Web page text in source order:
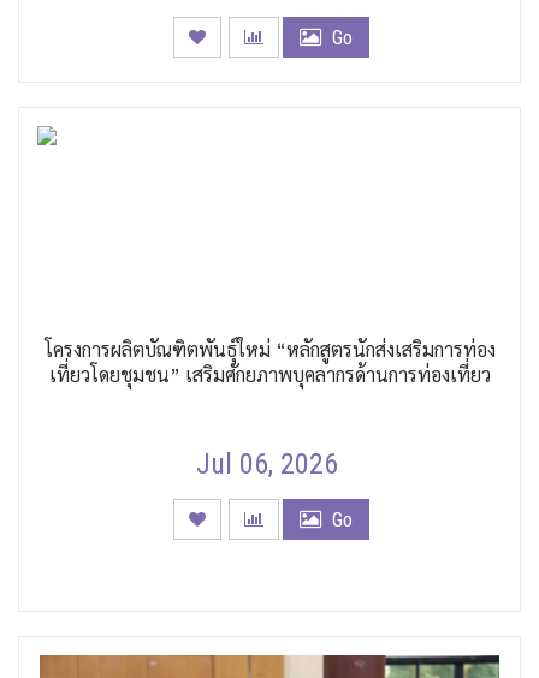
Go
โครงการผลิตบัณฑิตพันธุ์ใหม่ “หลักสูตรนักส่งเสริมการท่อง
เที่ยวโดยชุมชน” เสริมศักยภาพบุคลากรด้านการท่องเที่ยว
Jul 06, 2026
Go